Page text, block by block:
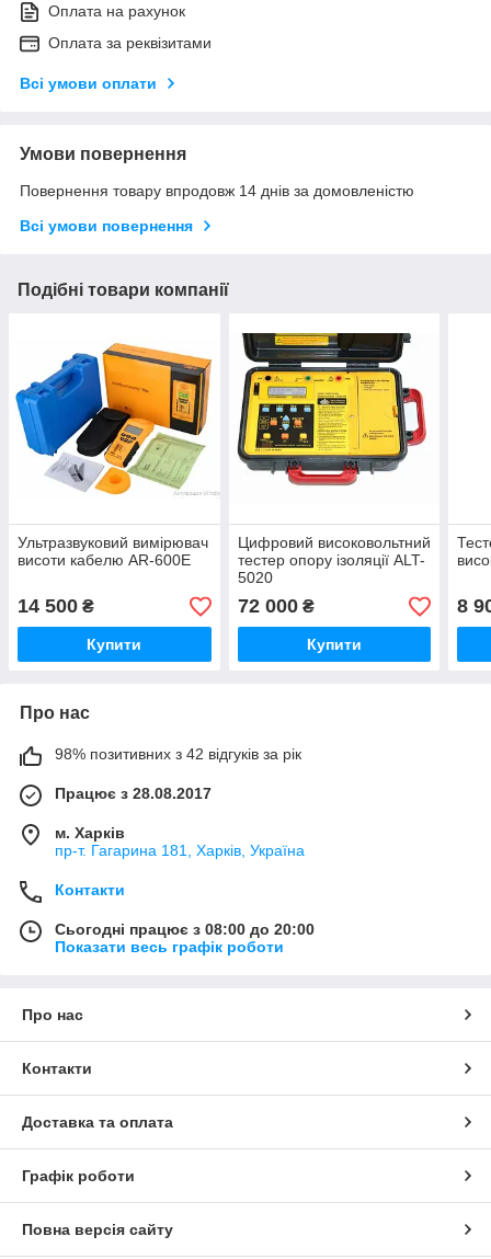
Оплата на рахунок
Оплата за реквізитами
Всі умови оплати
Умови повернення
Повернення товару впродовж 14 днів за домовленістю
Всі умови повернення
Подібні товари компанії
Ультразвуковий вимірювач
висоти кабелю AR-600E
14 500 ₴
Купити
Цифровий високовольтний
тестер опору ізоляції ALT-
5020
72 000₴
Купити
8
Про нас
98% позитивних з 42 відгуків за рік
Працює з 28.08.2017
м. Харків
пр-т. Гагарина 181, Харків, Україна
Контакти
Сьогодні працює з 08:00 до 20:00
Показати весь графік роботи
Про нас
Контакти
Доставка та оплата
Графік роботи
Повна версія сайту